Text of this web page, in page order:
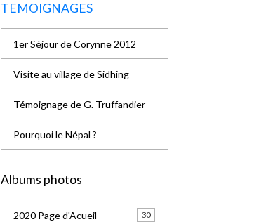
TEMOIGNAGES
1er Séjour de Corynne 2012
Visite au village de Sidhing
Témoignage de G. Truffandier
Pourquoi le Népal ?
Albums photos
2020 Page d'Acueil 30